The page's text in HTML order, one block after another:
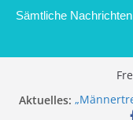
Sämtliche
Aktuelles:
der